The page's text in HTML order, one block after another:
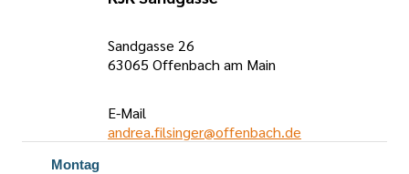
Sandgasse 26
63065 Offenbach am Main
E-Mail
andrea.filsinger@offenbach.de
Montag